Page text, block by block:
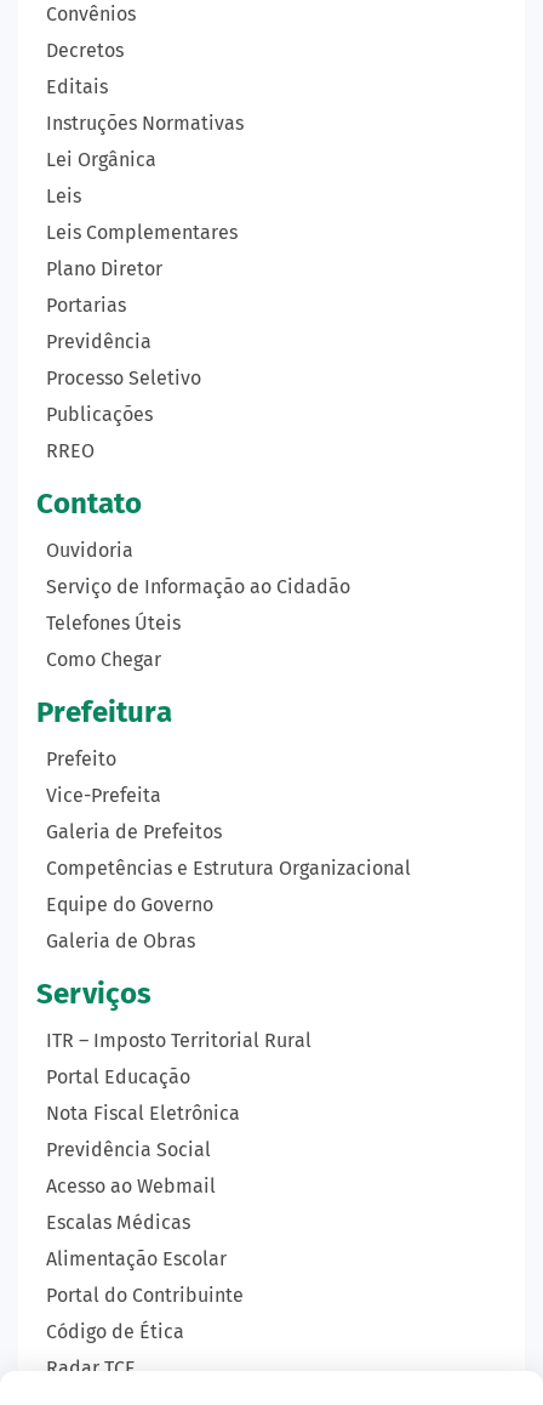
Convênios
Decretos
Editais
Instruções Normativas
Lei Orgânica
Leis
Leis Complementares
Plano Diretor
Portarias
Previdência
Processo Seletivo
Publicações
RREO
Contato
Ouvidoria
Serviço de Informação ao Cidadão
Telefones Úteis
Como Chegar
Prefeitura
Prefeito
Vice-Prefeita
Galeria de Prefeitos
Competências e Estrutura Organizacional
Equipe do Governo
Galeria de Obras
Serviços
ITR – Imposto Territorial Rural
Portal Educação
Nota Fiscal Eletrônica
Previdência Social
Acesso ao Webmail
Escalas Médicas
Alimentação Escolar
Portal do Contribuinte
Código de Ética
Radar TCE